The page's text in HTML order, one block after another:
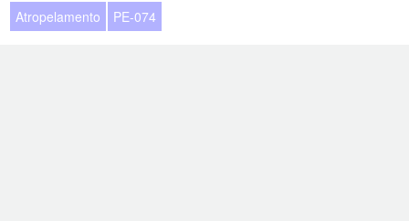
Atropelamento PE-074